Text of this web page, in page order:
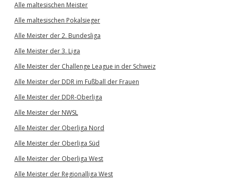
Alle maltesischen Meister
Alle maltesischen Pokalsieger
Alle Meister der 2. Bundesliga
Alle Meister der 3. Liga
Alle Meister der Challenge League in der Schweiz
Alle Meister der DDR im Fußball der Frauen
Alle Meister der DDR-Oberliga
Alle Meister der NWSL
Alle Meister der Oberliga Nord
Alle Meister der Oberliga Süd
Alle Meister der Oberliga West
Alle Meister der Regionalliga West